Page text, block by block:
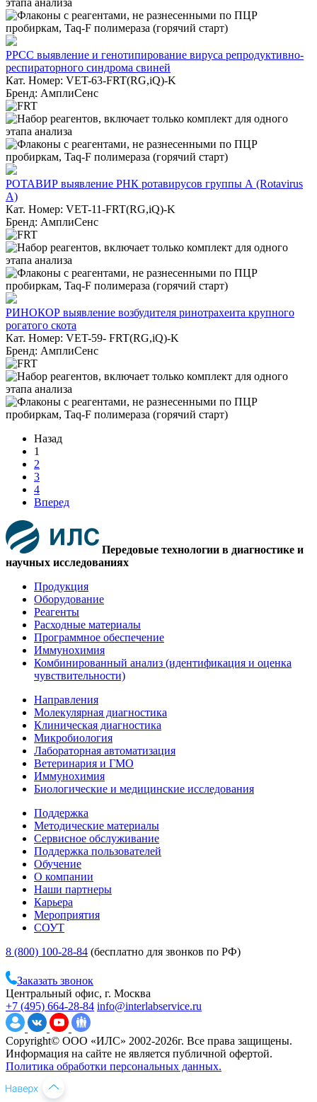
РРСС выявление и генотипирование вируса репродуктивно-
респираторного синдрома свиней
Кат. Номер: VET-63-FRT(RG,iQ)-K
Бренд: АмплиСенс
РОТАВИР выявление РНК ротавирусов группы А (Rotavirus
A)
Кат. Номер: VET-11-FRT(RG,iQ)-K
Бренд: АмплиСенс
РИНОКОР выявление возбудителя ринотрахеита крупного
рогатого скота
Кат. Номер: VET-59- FRT(RG,iQ)-K
Бренд: АмплиСенс
Назад
1
2
3
4
Вперед
Передовые технологии в диагностике и
научных исследованиях
Продукция
Оборудование
Реагенты
Расходные материалы
Программное обеспечение
Иммунохимия
Комбинированный анализ (идентификация и оценка
чувствительности)
Направления
Молекулярная диагностика
Клиническая диагностика
Микробиология
Лабораторная автоматизация
Ветеринария и ГМО
Иммунохимия
Биологические и медицинские исследования
Поддержка
Методические материалы
Сервисное обслуживание
Поддержка пользователей
Обучение
О компании
Наши партнеры
Карьера
Мероприятия
СОУТ
8 (800) 100-28-84 (бесплатно для звонков по РФ)
Заказать звонок
Центральный офис, г. Москва
+7 (495) 664-28-84 info@interlabservice.ru
Copyright© ООО «ИЛС» 2002-2026г. Все права защищены.
Информация на сайте не является публичной офертой.
Политика обработки персональных данных.